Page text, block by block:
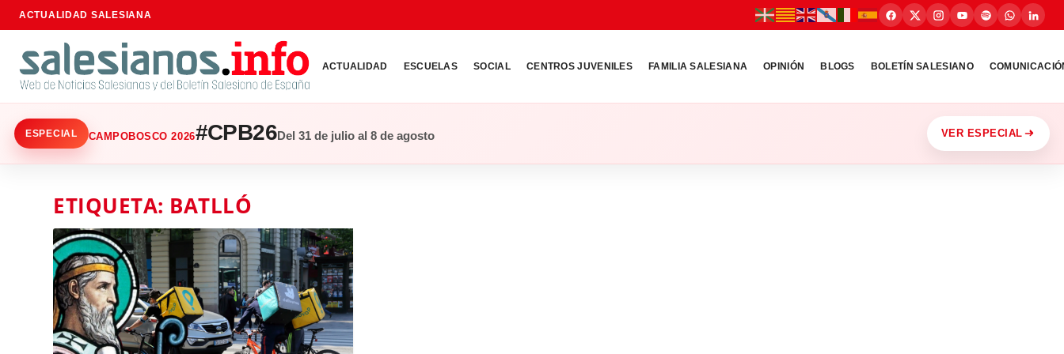
ACTUALIDAD SALESIANA
ACTUALIDAD ESCUELAS SOCIAL CENTROS JUVENILES FAMILIA SALESIANA OPINIÓN BLOGS BOLETÍN SALESIANO
ESPECIAL CAMPOBOSCO 2026#CPB26Del 31 de julio al 8 de agosto VER ESPECIAL
ETIQUETA: BATLLÓ